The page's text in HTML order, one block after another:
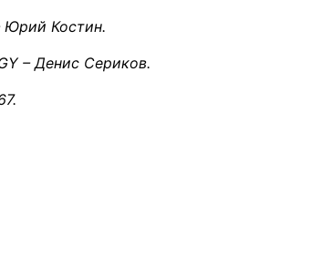
Юрий Костин.
– Денис Сериков.